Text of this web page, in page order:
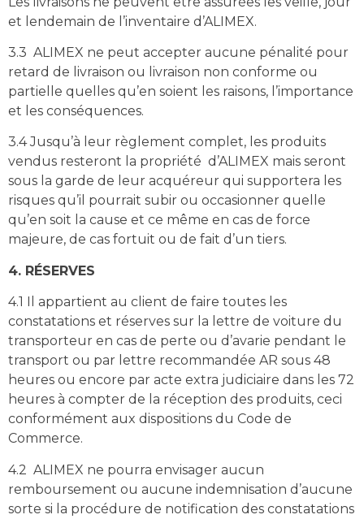
et lendemain de l’inventaire d’ALIMEX.
3.3 ALIMEX ne peut accepter aucune pénalité pour
retard de livraison ou livraison non conforme ou
partielle quelles qu’en soient les raisons, l’importance
et les conséquences.
3.4 Jusqu’à leur règlement complet, les produits
vendus resteront la propriété d’ALIMEX mais seront
sous la garde de leur acquéreur qui supportera les
risques qu’il pourrait subir ou occasionner quelle
qu’en soit la cause et ce même en cas de force
majeure, de cas fortuit ou de fait d’un tiers.
4. RÉSERVES
4.1 Il appartient au client de faire toutes les
constatations et réserves sur la lettre de voiture du
transporteur en cas de perte ou d’avarie pendant le
transport ou par lettre recommandée AR sous 48
heures ou encore par acte extra judiciaire dans les 72
heures à compter de la réception des produits, ceci
conformément aux dispositions du Code de
Commerce.
4.2 ALIMEX ne pourra envisager aucun
remboursement ou aucune indemnisation d’aucune
sorte si la procédure de notification des constatations